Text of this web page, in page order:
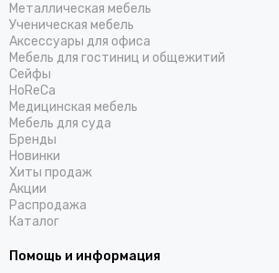
Металлическая мебель
Ученическая мебель
Аксессуары для офиса
Мебель для гостиниц и общежитий
Cейфы
HoReCa
Медицинская мебель
Мебель для суда
Бренды
Новинки
Хиты продаж
Акции
Распродажа
Каталог
Помощь и информация